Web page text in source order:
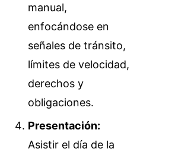
manual,
enfocándose en
señales de tránsito,
límites de velocidad,
derechos y
obligaciones.
Presentación:
Asistir el día de la